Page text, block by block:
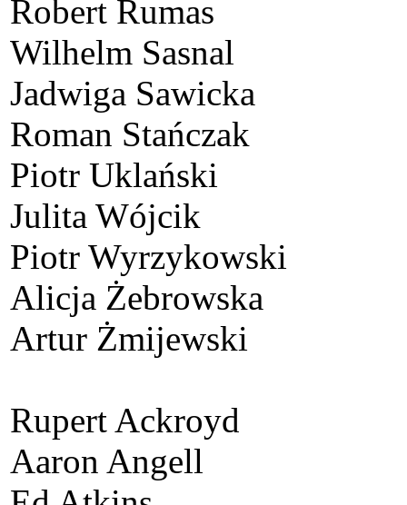
Robert Rumas
Wilhelm Sasnal
Jadwiga Sawicka
Roman Stańczak
Piotr Uklański
Julita Wójcik
Piotr Wyrzykowski
Alicja Żebrowska
Artur Żmijewski
Rupert Ackroyd
Aaron Angell